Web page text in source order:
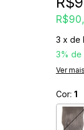
3 x de
3% de
Ver
Cor: 1